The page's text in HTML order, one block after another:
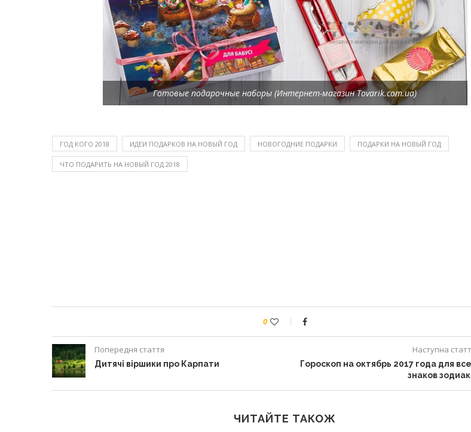
Готовые подарочные наборы (Интернет-магазин Tovarik.com.ua)
ГОД КОГО 2018 ИДЕИ ПОДАРКОВ НА НОВЫЙ ГОД НОВОГОДНИЕ ПОДАРКИ ПОДАРКИ НА НОВЫЙ ГОД
ЧТО ПОДАРИТЬ НА НОВЫЙ ГОД 2018
0
Попередня стаття
Дитячі віршики про Карпати
Наступна
Гороскоп на октябрь 2017 года для
знаков
ЧИТАЙТЕ ТАКОЖ